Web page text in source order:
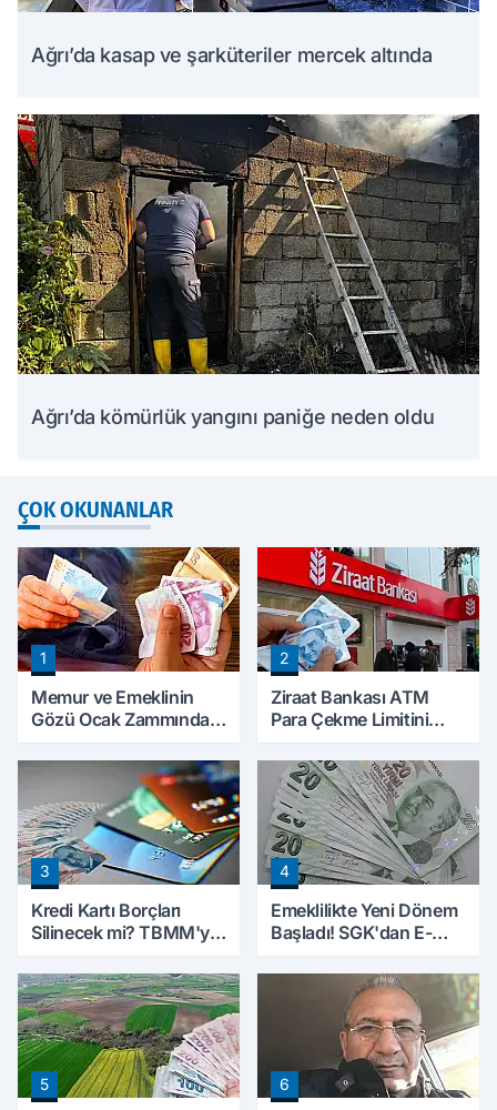
Ağrı’da kasap ve şarküteriler mercek altında
Ağrı’da kömürlük yangını paniğe neden oldu
ÇOK OKUNANLAR
1
Memur ve Emeklinin
Gözü Ocak Zammında:
Olmaya Başladı
2
Ziraat Bankası ATM
Para Çekme Limitini
Limit 30 Bin TL Oldu
3
Kredi Kartı Borçları
Silinecek mi? TBMM'ye
Ayrıntıları Belli Oldu
4
Emeklilikte Yeni Dönem
Başladı! SGK'dan E-
5 6